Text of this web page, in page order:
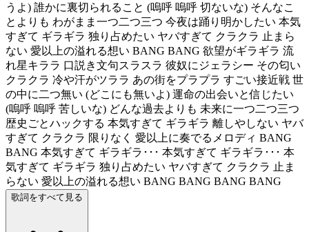
うよ) 誰かに裏切られること (嗚呼 嗚呼 切ないな) そんなこ
とよりも わがまま一つ二つ三つ 今夜は踊り明かしたい 本気
すぎて ギラギラ 独り占めたい ヤバすぎて クラクラ 止まら
ない 愛以上の溢れる想い BANG BANG 欲望がギラギラ 流
れ星キララ 口説き文句スラスラ 彼奴にジェラシー その匂い
クラクラ 冷や汗がツララ あの街をプラプラ すごい接近戦 世
の中に二つ無い (どこにも無いよ) 運命の出会いと信じたい
(嗚呼 嗚呼 苦しいな) どんな過去よりも 未来に一つ二つ三つ
歴史ごとハックする 本気すぎて ギラギラ 離しやしない ヤバ
すぎて クラクラ 限りなく 愛以上に奏でるメロディ BANG
BANG 本気すぎて ギラギラ･･･ 本気すぎて ギラギラ･･･ 本
気すぎて ギラギラ 独り占めたい ヤバすぎて クラクラ 止ま
らない 愛以上の溢れる想い BANG BANG BANG BANG
歌詞をすべて見る